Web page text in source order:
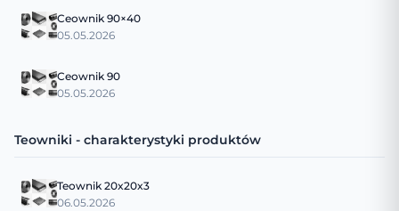
Ceownik 90×40
05.05.2026
Ceownik 90
05.05.2026
Teowniki - charakterystyki produktów
Teownik 20x20x3
06.05.2026